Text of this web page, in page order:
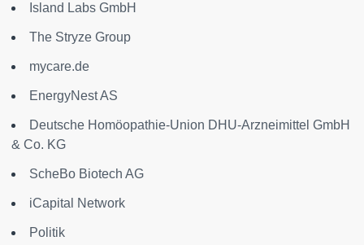
Island Labs GmbH
The Stryze Group
mycare.de
EnergyNest AS
Deutsche Homöopathie-Union DHU-Arzneimittel GmbH
& Co. KG
ScheBo Biotech AG
iCapital Network
Politik